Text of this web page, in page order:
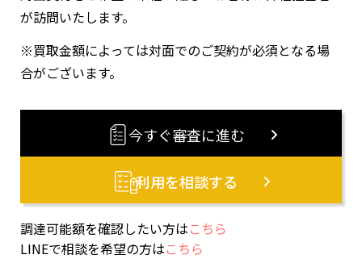
が訪問いたします。
※買取金額によっては対面でのご契約が必須となる場
合がございます。
今すぐ審査に進む
利用を相談する
調達可能額を確認したい方はこちら
LINEで相談を希望の方はこちら